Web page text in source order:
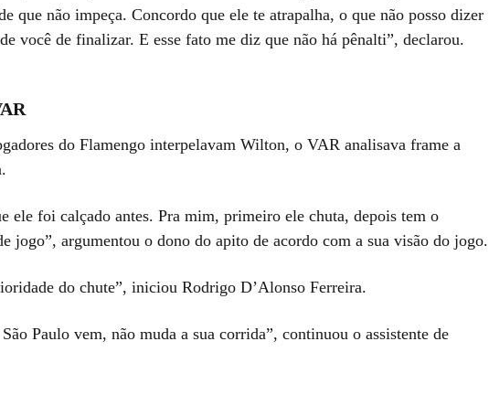
que não impeça. Concordo que ele te atrapalha, o que não posso dizer
você de finalizar. E esse fato me diz que não há pênalti”, declarou.
do Flamengo interpelavam Wilton, o VAR analisava frame a
ele foi calçado antes. Pra mim, primeiro ele chuta, depois tem o
jogo”, argumentou o dono do apito de acordo com a sua visão do jogo.
do chute”, iniciou Rodrigo D’Alonso Ferreira.
Paulo vem, não muda a sua corrida”, continuou o assistente de